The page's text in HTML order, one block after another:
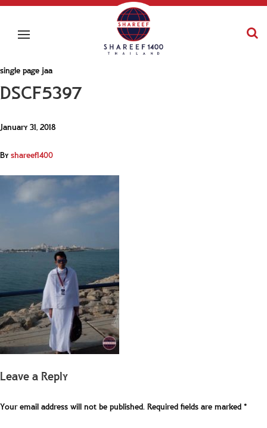
single page jaa
DSCF5397
January 31, 2018
Byshareef1400
Leave a Reply
Your email address will not be published.Required fields are marked*